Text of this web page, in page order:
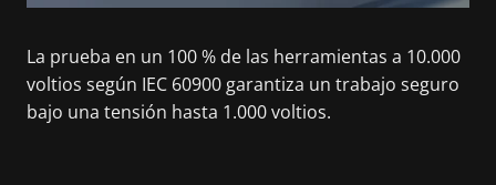
La prueba en un 100 % de las herramientas a 10.000
voltios según IEC 60900 garantiza un trabajo seguro
bajo una tensión hasta 1.000 voltios.